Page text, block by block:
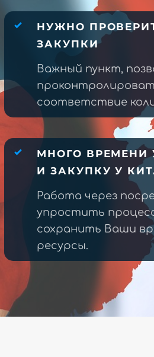
НУЖНО
ЗАКУПКИ
Важный пункт,
соответствие
МНОГО ВРЕМЕНИ
И ЗАКУПКУ У
Работа через
упростить
сохранить Ваши
ресурсы.